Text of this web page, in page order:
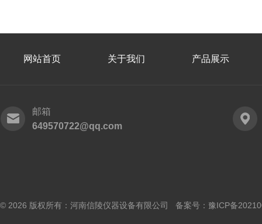
网站首页 关于我们 产品展示
邮箱
649570722@qq.com
© 2026 版权所有：河南信陵仪器设备有限公司 备案号： 豫ICP备